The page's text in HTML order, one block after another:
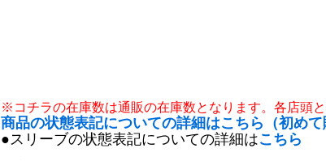
※コチラの在庫数は通販の在庫数となります。各店頭と
商品の状態表記についての詳細はこちら（初め
●スリーブの状態表記についての詳細はこちら